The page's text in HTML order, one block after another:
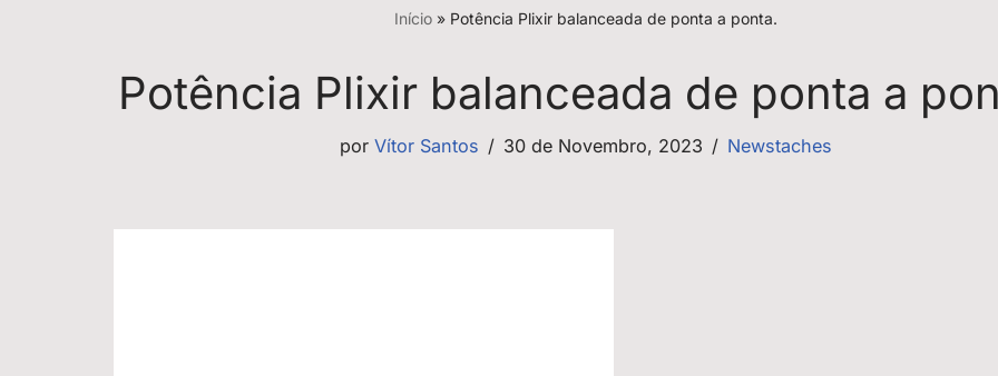
Início» Potência Plixir balanceada de ponta a ponta.
Potência Plixir balanceada de ponta a
por Vítor Santos 30 de Novembro, 2023 Newstaches